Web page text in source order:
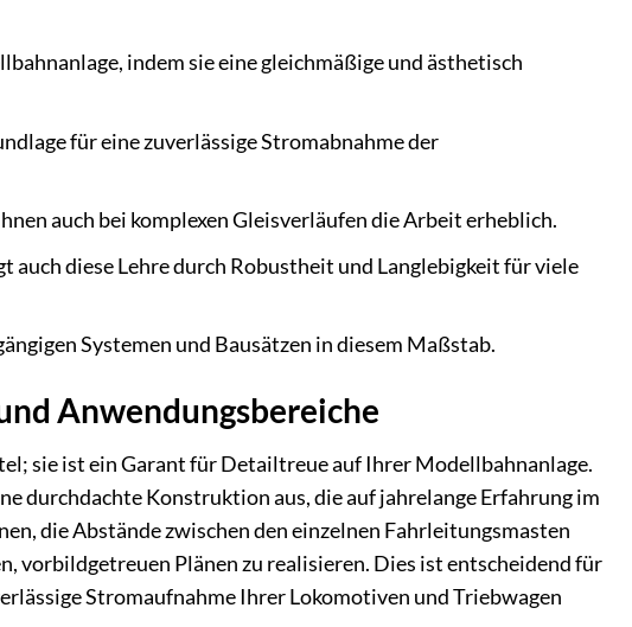
indem sie eine gleichmäßige und ästhetisch
für eine zuverlässige Stromabnahme der
auch bei komplexen Gleisverläufen die Arbeit erheblich.
auch diese Lehre durch Robustheit und Langlebigkeit für viele
Systemen und Bausätzen in diesem Maßstab.
Anwendungsbereiche
sie ist ein Garant für Detailtreue auf Ihrer Modellbahnanlage.
durchdachte Konstruktion aus, die auf jahrelange Erfahrung im
die Abstände zwischen den einzelnen Fahrleitungsmasten
vorbildgetreuen Plänen zu realisieren. Dies ist entscheidend für
Stromaufnahme Ihrer Lokomotiven und Triebwagen